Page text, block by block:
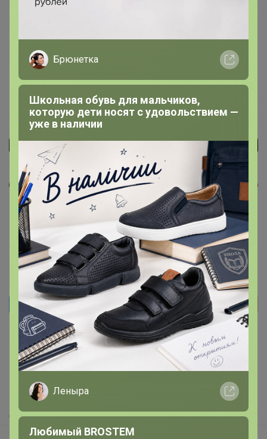
Подпись
Реклама
Как здесь все устроено?
Как сделать заказ?
Как получить?
Доставка
Брюнетка
Школьная обувь для мальчиков,
которую дети носят с удовольствием —
уже в наличии
Леныра
Любимый BROSTEM